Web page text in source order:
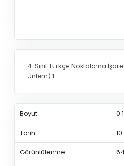
4. Sınıf Türkçe Noktalama
Ünlem) 1
Boyut
Tarih
Görüntülenme